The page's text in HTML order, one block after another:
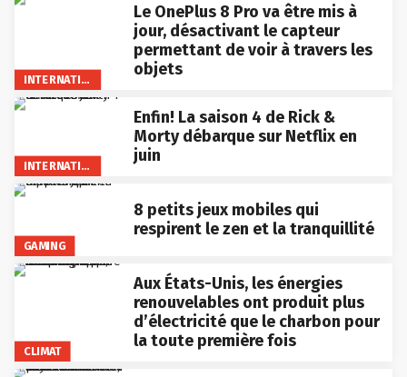
INTERNATIONAL
Le OnePlus 8 Pro va être mis à
jour, désactivant le capteur
permettant de voir à travers les
objets
INTERNATIONAL
Enfin! La saison 4 de Rick &
Morty débarque sur Netflix en
juin
GAMING
8 petits jeux mobiles qui
respirent le zen et la tranquillité
CLIMAT
Aux États-Unis, les énergies
renouvelables ont produit plus
d’électricité que le charbon pour
la toute première fois